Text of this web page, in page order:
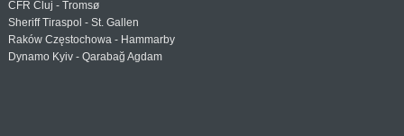
CFR Cluj - Tromsø
Sheriff Tiraspol - St. Gallen
Raków Częstochowa - Hammarby
Dynamo Kyiv - Qarabağ Agdam